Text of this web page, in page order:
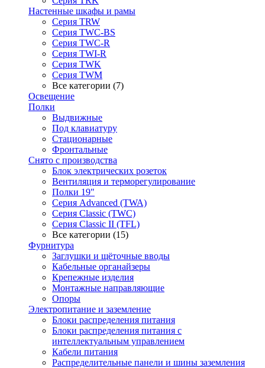
Настенные шкафы и рамы
Серия TRW
Серия TWC-BS
Серия TWC-R
Серия TWI-R
Серия TWK
Серия TWM
Все категории (7)
Освещение
Полки
Выдвижные
Под клавиатуру
Стационарные
Фронтальные
Снято с производства
Блок электрических розеток
Вентиляция и терморегулирование
Полки 19"
Серия Advanced (TWA)
Серия Classic (TWC)
Серия Classic II (TFL)
Все категории (15)
Фурнитура
Заглушки и щёточные вводы
Кабельные органайзеры
Крепежные изделия
Монтажные направляющие
Опоры
Электропитание и заземление
Блоки распределения питания
Блоки распределения питания с
интеллектуальным управлением
Кабели питания
Распределительные панели и шины заземления